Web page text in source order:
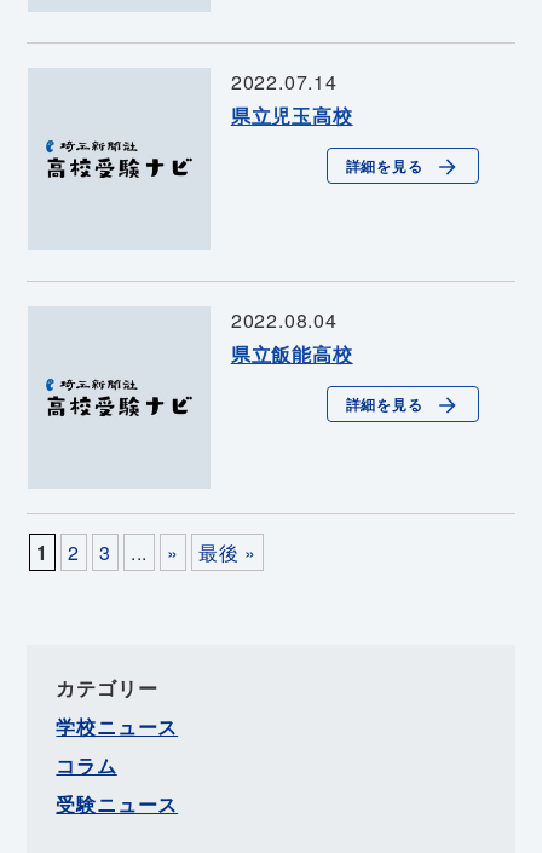
2022.07.14
県立児玉高校
詳細を見る
2022.08.04
県立飯能高校
詳細を見る
1 2 3 ... » 最後 »
カテゴリー
学校ニュース
コラム
受験ニュース